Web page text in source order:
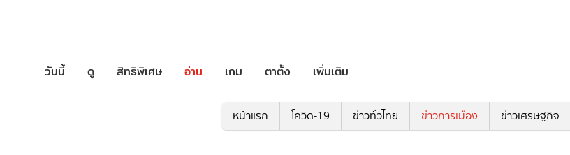
วันนี้ ดู สิทธิพิเศษ อ่าน เกม ตาตั้ง เพิ่มเติม
หน้าแรก โควิด-19 ข่าวทั่วไทย ข่าวการเมือง ข่าวเศรษฐกิจ